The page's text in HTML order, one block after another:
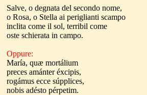
Salve, o degnata del secondo nome,
o Rosa, o Stella ai periglianti scampo
inclita come il sol, terribil come
oste schierata in campo.
Oppure:
María, quæ mortálium
preces amánter éxcipis,
rogámus ecce súpplices,
nobis adésto pérpetim.